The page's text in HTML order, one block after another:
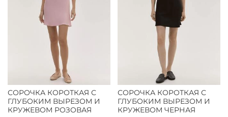
СОРОЧКА КОРОТКАЯ С
ГЛУБОКИМ ВЫРЕЗОМ И
КРУЖЕВОМ РОЗОВАЯ
СОРОЧКА КОРОТКАЯ С
ГЛУБОКИМ ВЫРЕЗОМ И
КРУЖЕВОМ ЧЕРНАЯ